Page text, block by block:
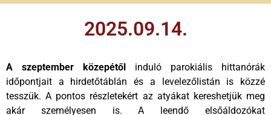
2025.09.14.
A szeptember közepétől induló parokiális hittanórák
időpontjait a hirdetőtáblán és a levelezőlistán is közzé
tesszük. A pontos részletekért az atyákat kereshetjük meg
akár személyesen is. A leendő elsőáldozókat